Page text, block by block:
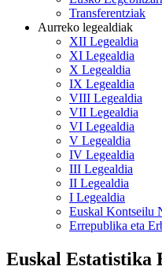
Transferentziak
Aurreko legealdiak
XII Legealdia
XI Legealdia
X Legealdia
IX Legealdia
VIII Legealdia
VII Legealdia
VI Legealdia
V Legealdia
IV Legealdia
III Legealdia
II Legealdia
I Legealdia
Euskal Kontseilu
Errepublika eta
Euskal Estatistika